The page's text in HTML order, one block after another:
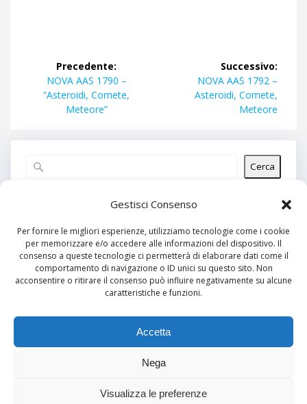
Gestisci Consenso
Per fornire le migliori esperienze, utilizziamo tecnologie come i cookie
per memorizzare e/o accedere alle informazioni del dispositivo. Il
consenso a queste tecnologie ci permetterà di elaborare dati come il
comportamento di navigazione o ID unici su questo sito. Non
acconsentire o ritirare il consenso può influire negativamente su alcune
caratteristiche e funzioni.
Accetta
Nega
Visualizza le preferenze
Navigazione
articoli
Precedente:
Articolo
precedente:
NOVA AAS 1790 –
“Asteroidi, Comete,
Meteore”
Successivo:
Articolo
successivo:
NOVA AAS 1792 –
Asteroidi, Comete,
Meteore
Cerca
Articoli recenti
Commenti recenti
Nessun commento da mostrare.
Nessun archivio da mostrare.
Categorie
Nessuna categoria